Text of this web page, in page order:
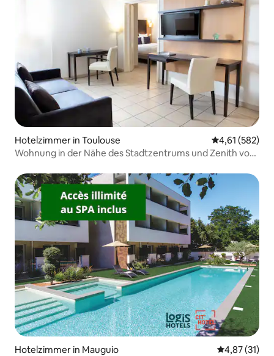
Hotelzimmer in Toulouse
4,61 (582)
Wohnung in der Nähe des Stadtzentrums und Zenith von
Hotelzimmer in Mauguio
4,87 (31)